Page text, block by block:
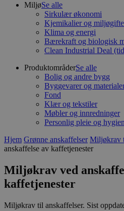
MiljøSe alle
Sirkulær økonomi
Kjemikalier og
Klima og energi
Bærekraft og biologisk
Clean Industrial Deal
ProduktområderSe alle
Bolig og andre bygg
Byggevarer og
Fond
Klær og tekstiler
Møbler og innredninger
Personlig pleie og
Hjem Grønne anskaffelser Miljøkrav
anskaffelse av kaffetjenester
Miljøkrav ved
kaffetjenester
Miljøkrav til anskaffelser. Sist